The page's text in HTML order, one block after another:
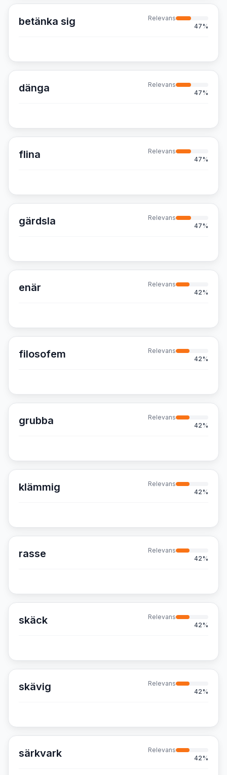
betänka sig
Relevans
47%
dänga
Relevans
47%
flina
Relevans
47%
gärdsla
Relevans
47%
enär
Relevans
42%
filosofem
Relevans
42%
grubba
Relevans
42%
klämmig
Relevans
42%
rasse
Relevans
42%
skäck
Relevans
42%
skävig
Relevans
42%
särkvark
Relevans
42%